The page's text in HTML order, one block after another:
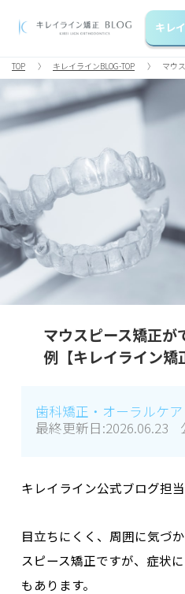
キレ
TOP キレイラインBLOG-TOP マウ
マウスピース矯正が
例【キレイライン矯
歯科矯正・オーラルケア
最終更新日:2026.06.23
キレイライン公式ブログ担当
目立ちにくく、周囲に気づ
スピース矯正ですが、症状
もあります。